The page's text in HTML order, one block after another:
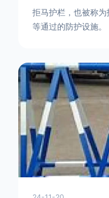
拒马护栏，也被称
等通过的防护设施。 **一、结构特点** 1. **框架结构
方形的框架组合。
结构，能够承受一
管制的现场，三角
在一起，像一个个